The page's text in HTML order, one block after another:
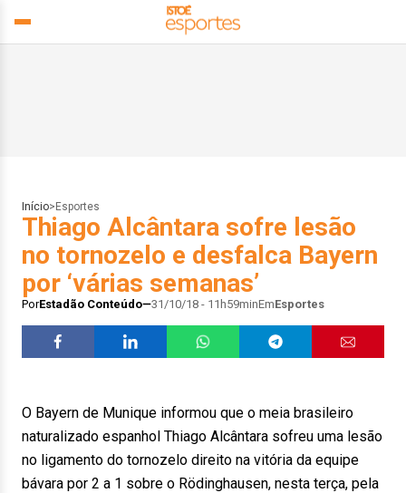
Início> Esportes
Thiago Alcântara sofre lesão
no tornozelo e desfalca Bayern
por ‘várias semanas’
PorEstadão Conteúdo 31/10/18 - 11h59minEmEsportes
O Bayern de Munique informou que o meia brasileiro
naturalizado espanhol Thiago Alcântara sofreu uma lesão
no ligamento do tornozelo direito na vitória da equipe
bávara por 2 a 1 sobre o Rödinghausen, nesta terça, pela